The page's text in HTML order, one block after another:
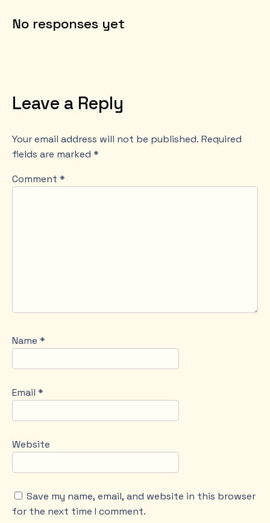
No responses yet
Leave a Reply
Your email address will not be published. Required
fields are marked *
Comment *
Name *
Email *
Website
Save my name, email, and website in this browser
for the next time I comment.